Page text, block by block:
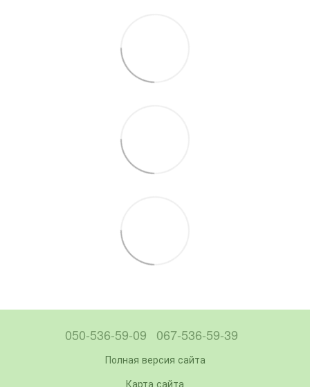
050-536-59-09 067-536-59-39
Полная версия сайта
Карта сайта